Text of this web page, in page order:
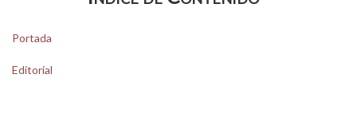
Portada
Editorial